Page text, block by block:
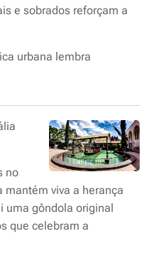
e sobrados reforçam a
urbana lembra
no
mantém viva a herança
uma gôndola original
que celebram a